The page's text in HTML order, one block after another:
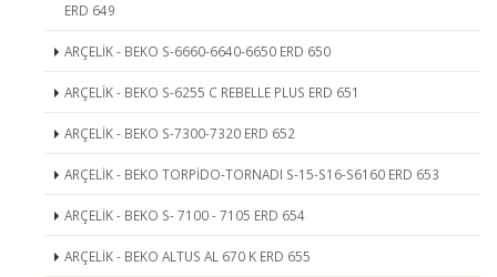
ERD 649
ARÇELİK - BEKO S-6660-6640-6650 ERD 650
ARÇELİK - BEKO S-6255 C REBELLE PLUS ERD 651
ARÇELİK - BEKO S-7300-7320 ERD 652
ARÇELİK - BEKO TORPİDO-TORNADI S-15-S16-S6160 ERD 653
ARÇELİK - BEKO S- 7100 - 7105 ERD 654
ARÇELİK - BEKO ALTUS AL 670 K ERD 655